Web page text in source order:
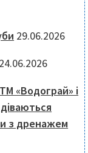
29.06.2026
24.06.2026
«Водограй» і
з дренажем